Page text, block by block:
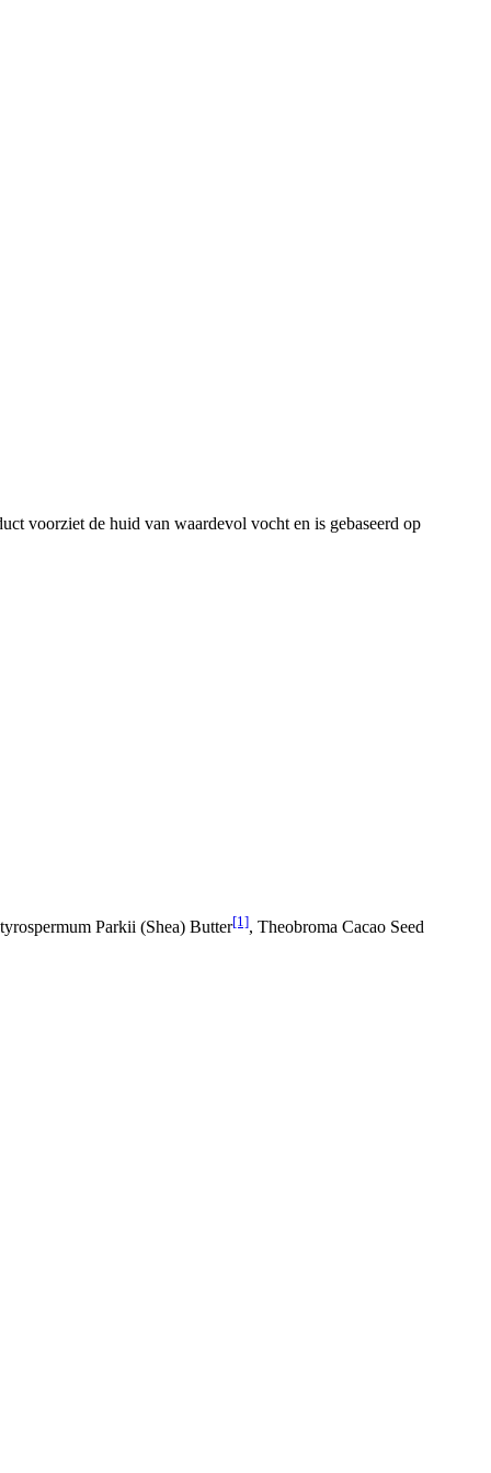
voorziet de huid van waardevol vocht en is gebaseerd op
Parkii (Shea) Butter[1], Theobroma Cacao Seed